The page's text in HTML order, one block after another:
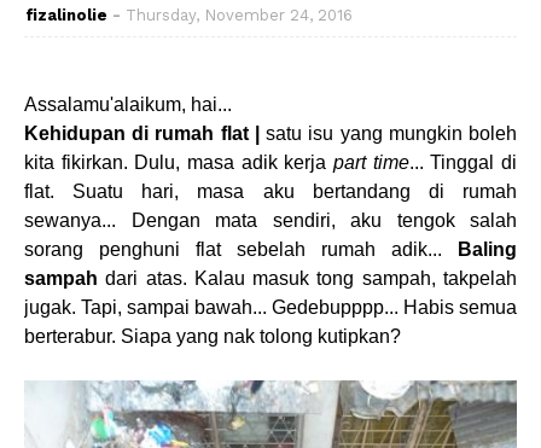
fizalinolie Thursday, November 24, 2016
Assalamu'alaikum, hai...
Kehidupan di rumah flat |
satu isu yang mungkin boleh
kita fikirkan. Dulu, masa adik kerja part time... Tinggal di
flat. Suatu hari, masa aku bertandang di rumah
sewanya... Dengan mata sendiri, aku tengok salah
sorang penghuni flat sebelah rumah adik...
Baling
sampah dari atas. Kalau masuk tong sampah, takpelah
jugak. Tapi, sampai bawah... Gedebupppp... Habis semua
berterabur. Siapa yang nak tolong kutipkan?